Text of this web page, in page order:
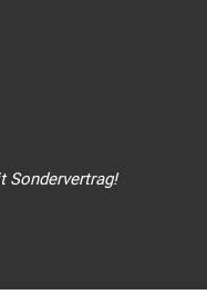
Sondervertrag!